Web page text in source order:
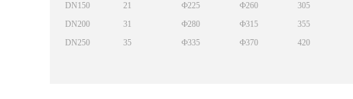
DN150
21 Ф225 Ф260 305
DN200
31 Ф280 Ф315 355
DN250
35 Ф335 Ф370 420